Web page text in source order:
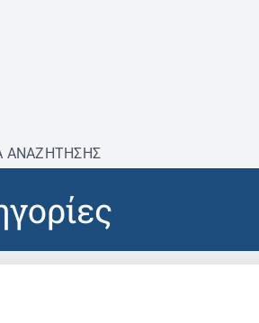
ΑΝΑΖΗΤΗΣΗΣ
προϊόντα με τα